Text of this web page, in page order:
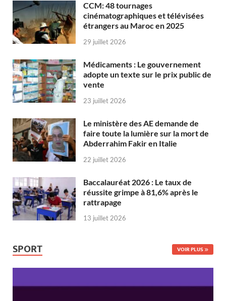
CCM: 48 tournages
cinématographiques et télévisées
étrangers au Maroc en 2025
29 juillet 2026
Médicaments : Le gouvernement
adopte un texte sur le prix public de
vente
23 juillet 2026
Le ministère des AE demande de
faire toute la lumière sur la mort de
Abderrahim Fakir en Italie
22 juillet 2026
Baccalauréat 2026 : Le taux de
réussite grimpe à 81,6% après le
rattrapage
13 juillet 2026
SPORT VOIR PLUS